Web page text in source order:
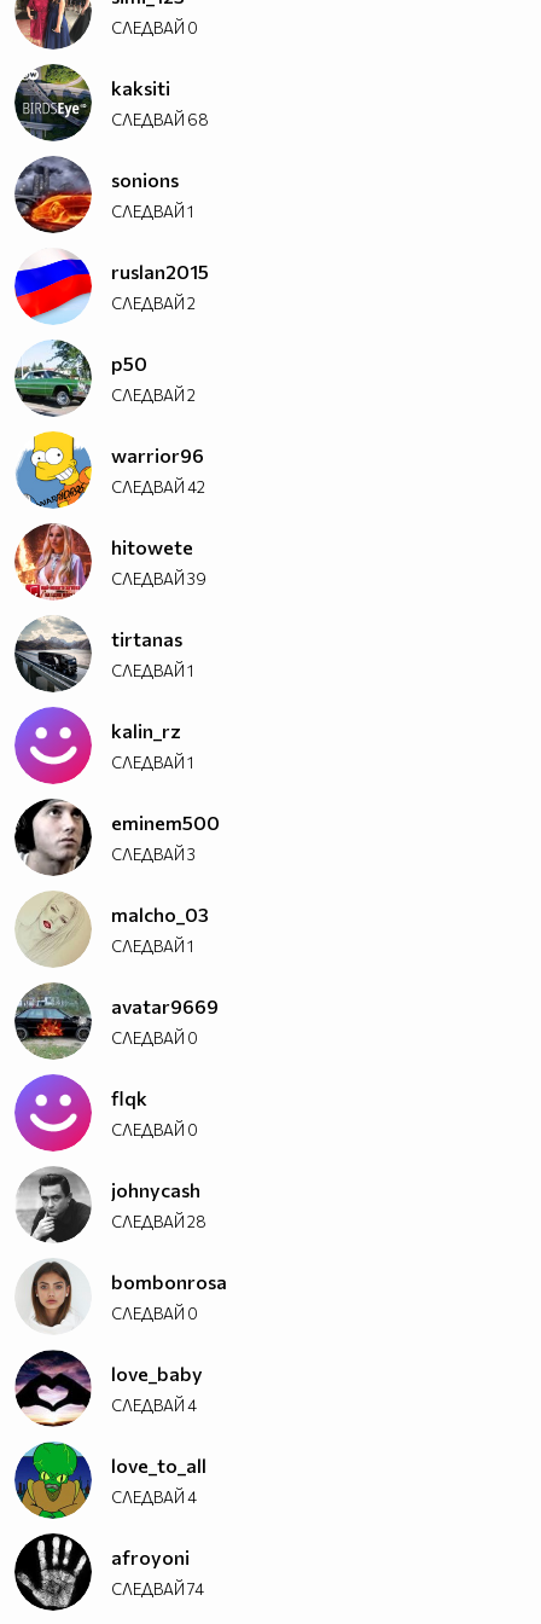
СЛЕДВАЙ 0
kaksiti
СЛЕДВАЙ 68
sonions
СЛЕДВАЙ1
ruslan2015
СЛЕДВАЙ2
p50
СЛЕДВАЙ2
warrior96
СЛЕДВАЙ42
hitowete
СЛЕДВАЙ39
tirtanas
СЛЕДВАЙ1
kalin_rz
СЛЕДВАЙ1
eminem500
СЛЕДВАЙ3
malcho_03
СЛЕДВАЙ1
avatar9669
СЛЕДВАЙ 0
flqk
СЛЕДВАЙ 0
johnycash
СЛЕДВАЙ28
bombonrosa
СЛЕДВАЙ 0
love_baby
СЛЕДВАЙ4
love_to_all
СЛЕДВАЙ4
afroyoni
СЛЕДВАЙ74